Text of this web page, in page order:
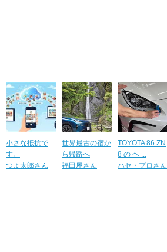
小さな抵抗で
す。
つよ太郎さん
世界最古の宿か
ら帰路へ
福田屋さん
TOYOTA 86 ZN
8 の ヘ ...
ハセ・プロさん